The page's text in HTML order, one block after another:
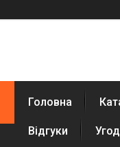
Головна
Відгуки